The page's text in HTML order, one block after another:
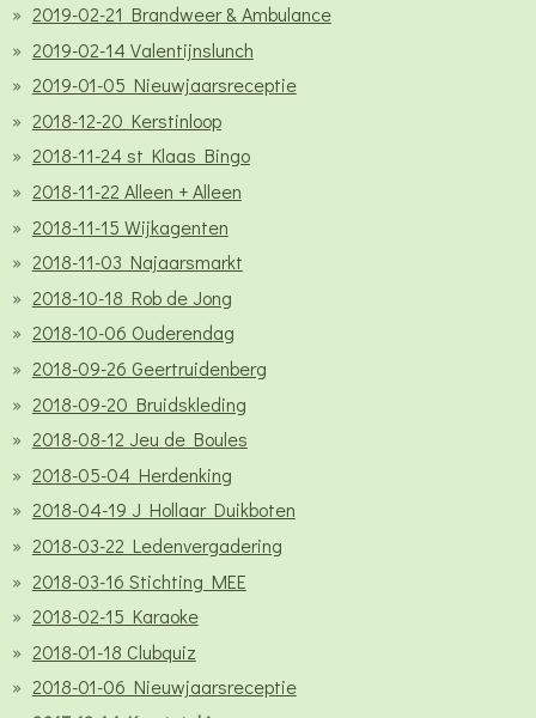
2019-02-21 Brandweer & Ambulance
2019-02-14 Valentijnslunch
2019-01-05 Nieuwjaarsreceptie
2018-12-20 Kerstinloop
2018-11-24 st Klaas Bingo
2018-11-22 Alleen + Alleen
2018-11-15 Wijkagenten
2018-11-03 Najaarsmarkt
2018-10-18 Rob de Jong
2018-10-06 Ouderendag
2018-09-26 Geertruidenberg
2018-09-20 Bruidskleding
2018-08-12 Jeu de Boules
2018-05-04 Herdenking
2018-04-19 J Hollaar Duikboten
2018-03-22 Ledenvergadering
2018-03-16 Stichting MEE
2018-02-15 Karaoke
2018-01-18 Clubquiz
2018-01-06 Nieuwjaarsreceptie